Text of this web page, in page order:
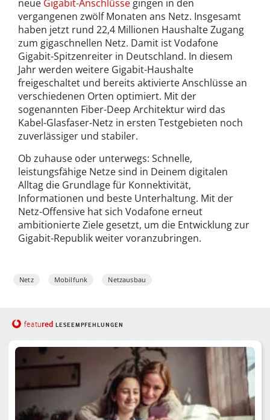
neue Gigabit-Anschlüsse gingen in den
vergangenen zwölf Monaten ans Netz. Insgesamt
haben jetzt rund 22,4 Millionen Haushalte Zugang
zum gigaschnellen Netz. Damit ist Vodafone
Gigabit-Spitzenreiter in Deutschland. In diesem
Jahr werden weitere Gigabit-Haushalte
freigeschaltet und bereits aktivierte Anschlüsse an
verschiedenen Orten optimiert. Mit der
sogenannten Fiber-Deep Architektur wird das
Kabel-Glasfaser-Netz in ersten Testgebieten noch
zuverlässiger und stabiler.
Ob zuhause oder unterwegs: Schnelle,
leistungsfähige Netze sind in Deinem digitalen
Alltag die Grundlage für Konnektivität,
Informationen und beste Unterhaltung. Mit der
Netz-Offensive hat sich Vodafone erneut
ambitionierte Ziele gesetzt, um die Entwicklung zur
Gigabit-Republik weiter voranzubringen.
Netz Mobilfunk Netzausbau
featured LESEEMPFEHLUNGEN